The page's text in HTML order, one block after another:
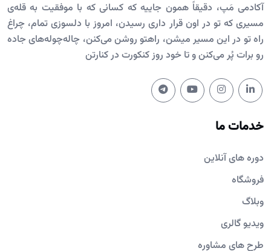
آکادمی مَپ، دقیقاً همون جاییه که کسانی که با موفقیت به قله‌ی
مسیری که تو در اون قرار داری رسیدن، امروز با دلسوزی تمام، چراغ
راه تو در این مسیر میشن، راهتو روشن می‌کنن، چاله‌چوله‌های جاده
رو برات پُر می‌کنن و تا خود روز کنکورت در کنارتن
خدمات ما
دوره های آنلاین
فروشگاه
وبلاگ
ویدیو گالری
طرح های مشاوره